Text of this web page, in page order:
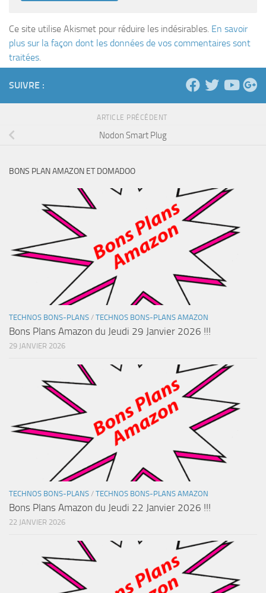
Ce site utilise Akismet pour réduire les indésirables. En savoir
plus sur la façon dont les données de vos commentaires sont
traitées
SUIVRE :
ARTICLE PRÉCÉDENT
Nodon Smart Plug
BONS PLAN AMAZON ET DOMADOO
TECHNOS BONS-PLANS / TECHNOS BONS-PLANS AMAZON
Bons Plans Amazon du Jeudi 29 Janvier 2026 !!!
29 JANVIER 2026
TECHNOS BONS-PLANS / TECHNOS BONS-PLANS AMAZON
Bons Plans Amazon du Jeudi 22 Janvier 2026 !!!
22 JANVIER 2026